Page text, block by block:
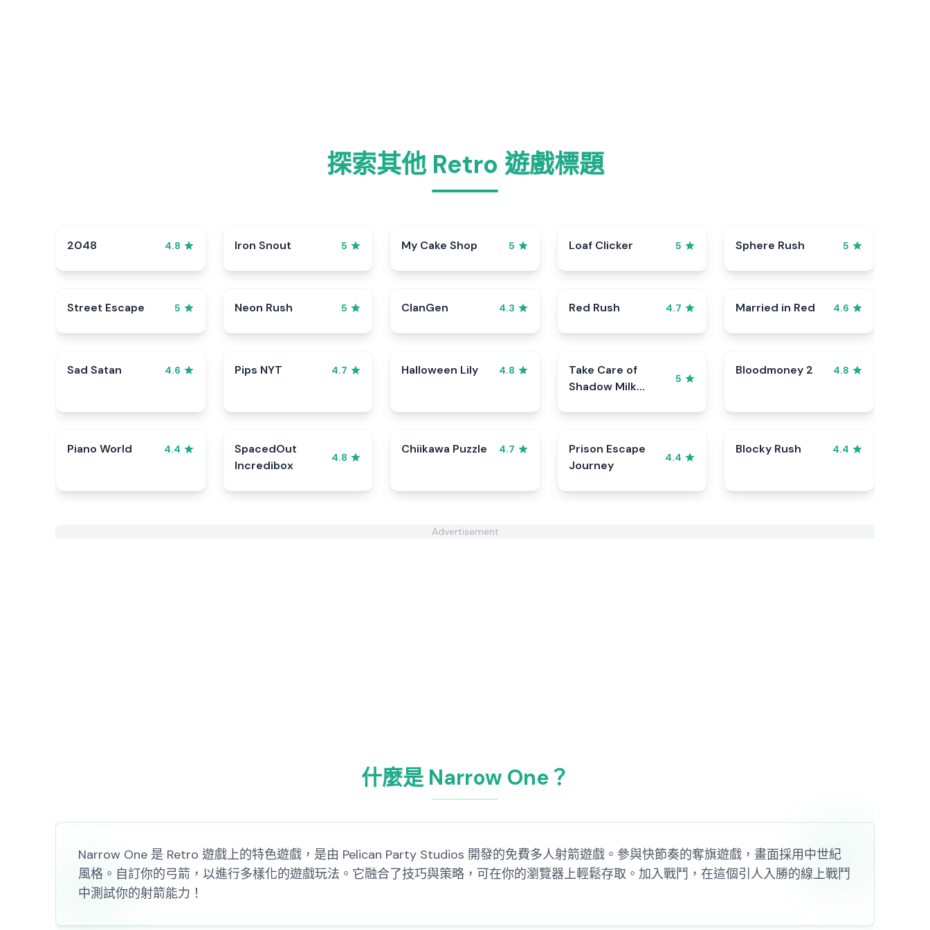
探索其他 Retro 遊戲標題
2048 4.8 Iron Snout 5 My Cake Shop 5 Loaf Clicker 5 Sphere Rush 5
Street Escape 5 Neon Rush 5 ClanGen 4.3 Red Rush 4.7 Married in Red 4.6
Sad Satan 4.6 Pips NYT 4.7 Halloween Lily 4.8
Take Care of
Shadow Milk
5
Bloodmoney 2 4.8
Piano World 4.4
SpacedOut
Incredibox
4.8
Chiikawa Puzzle 4.7
Prison Escape
Journey
4.4
Blocky Rush 4.4
Advertisement
什麼是 Narrow One？
Narrow One 是 Retro 遊戲上的特色遊戲，是由 Pelican Party Studios 開發的免費多人射箭遊戲。參與快節奏的奪旗遊戲，畫面採用中世紀
風格。自訂你的弓箭，以進行多樣化的遊戲玩法。它融合了技巧與策略，可在你的瀏覽器上輕鬆存取。加入戰鬥，在這個引人入勝的線上戰鬥
中測試你的射箭能力！